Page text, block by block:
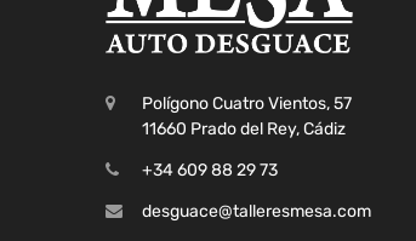
Polígono Cuatro Vientos, 57
11660 Prado del Rey, Cádiz
+34 609 88 29 73
desguace@talleresmesa.com